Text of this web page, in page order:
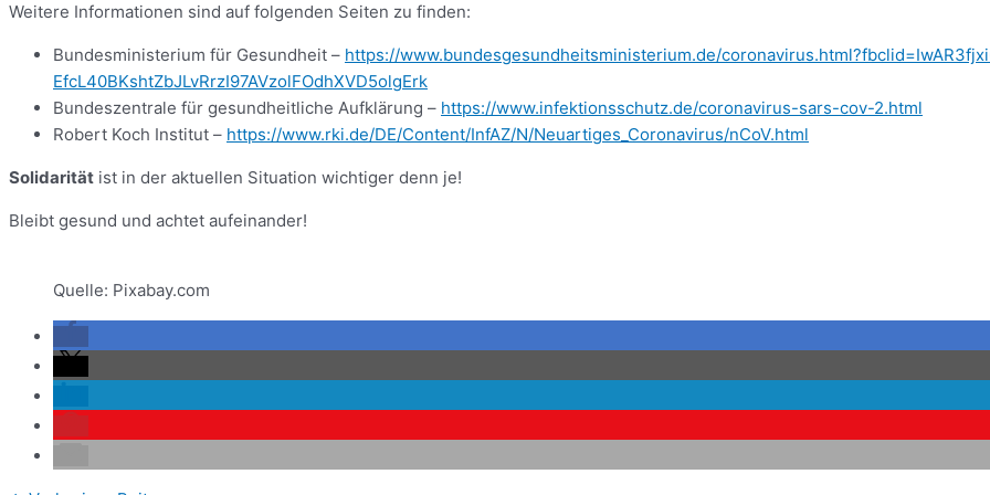
Weitere Informationen sind auf folgenden Seiten zu finden:
Bundesministerium für Gesundheit – https://www.bundesgesundheitsministerium.de/
EfcL40BKshtZbJLvRrzI97AVzolFOdhXVD5olgErk
Bundeszentrale für gesundheitliche Aufklärung – https://www.infektionsschutz.de/coronavirus-sars-cov-2.html
Robert Koch Institut – https://www.rki.de/DE/Content/InfAZ/N/Neuartiges_Coronavirus/nCoV.html
Solidarität ist in der aktuellen Situation wichtiger denn je!
Bleibt gesund und achtet aufeinander!
Quelle: Pixabay.com